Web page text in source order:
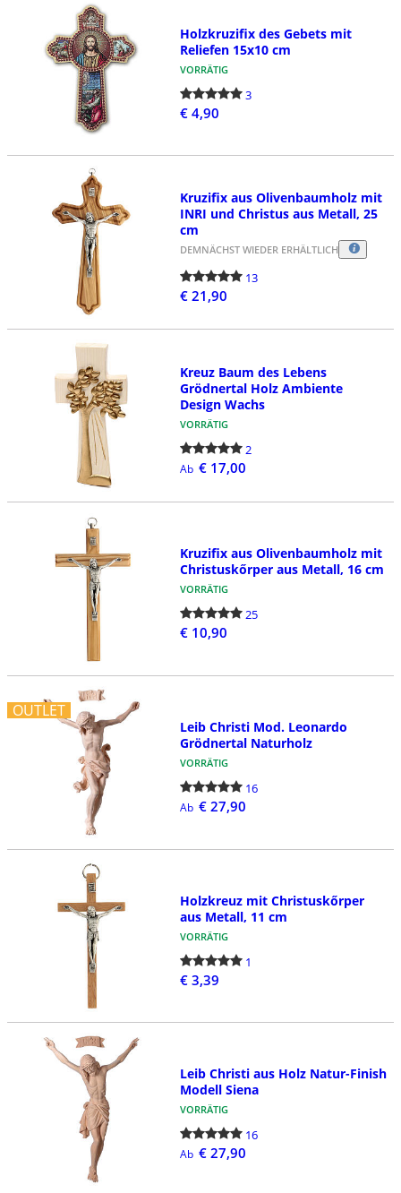
Holzkruzifix des Gebets mit
Reliefen 15x10 cm
VORRÄTIG
3
€ 4,90
Kruzifix aus Olivenbaumholz mit
INRI und Christus aus Metall, 25
cm
DEMNÄCHST WIEDER ERHÄLTLICH
13
€ 21,90
Kreuz Baum des Lebens
Grödnertal Holz Ambiente
Design Wachs
VORRÄTIG
2
Ab € 17,00
Kruzifix aus Olivenbaumholz mit
Christuskőrper aus Metall, 16 cm
VORRÄTIG
25
€ 10,90
OUTLET
Leib Christi Mod. Leonardo
Grödnertal Naturholz
VORRÄTIG
16
Ab € 27,90
Holzkreuz mit Christuskőrper
aus Metall, 11 cm
VORRÄTIG
1
€ 3,39
Leib Christi aus Holz Natur-Finish
Modell Siena
VORRÄTIG
16
Ab € 27,90